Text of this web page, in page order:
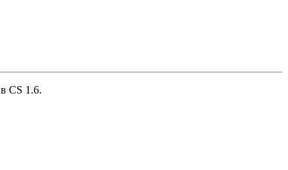
в CS 1.6.